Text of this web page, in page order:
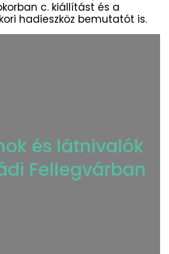
c. kiállítást és a
hadieszköz bemutatót is.
és látnivalók
Fellegvárban